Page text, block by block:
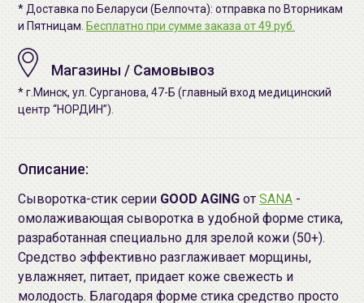
* Доставка по Беларуси (Белпочта): отправка по Вторникам
и Пятницам. Бесплатно при сумме заказа от 49 руб.
Магазины / Самовывоз
* г.Минск, ул. Сурганова, 47-Б (главный вход медицинский
центр “НОРДИН”).
Описание:
Сыворотка-стик серии GOOD AGING от SANA -
омолаживающая сыворотка в удобной форме стика,
разработанная специально для зрелой кожи (50+).
Средство эффективно разглаживает морщины,
увлажняет, питает, придает коже свежесть и
молодость. Благодаря форме стика средство просто